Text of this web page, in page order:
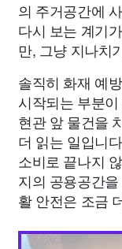
의 주거공간에
다시 보는 계기
만, 그냥 지나치
솔직히 화재 예
시작되는 부분
현관 앞 물건을
더 읽는 일입니
소비로 끝나지
지의 공용공간
활 안전은 조금